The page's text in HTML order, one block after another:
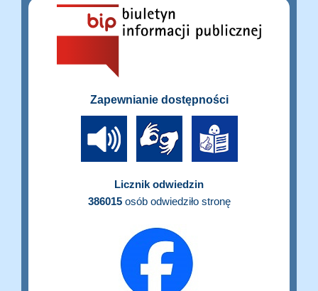
Zapewnianie dostępności
Licznik odwiedzin
386015osób odwiedziło stronę